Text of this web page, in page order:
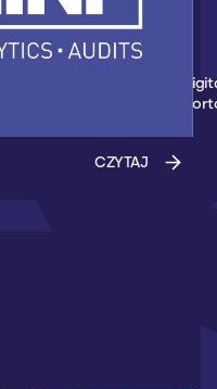
AKADEMII
3x3 został Humint
wspiera wydarzenia
CZYTAJ